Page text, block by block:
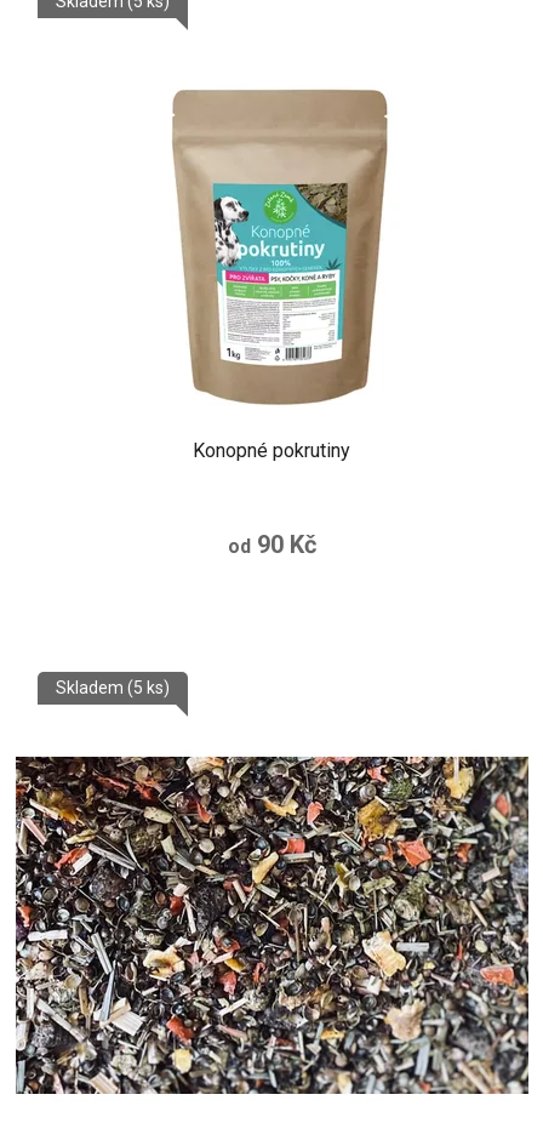
Konopné pokrutiny
od90 Kč
Skladem (5 ks)